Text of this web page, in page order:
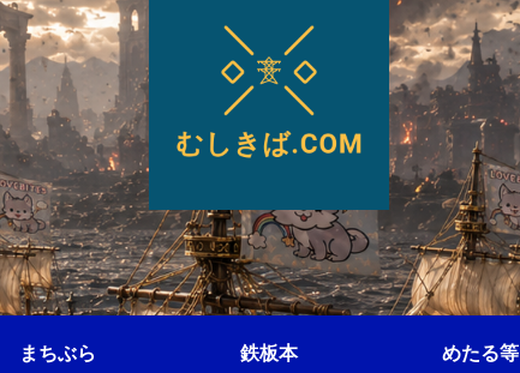
まちぶら 鉄板本 めたる等